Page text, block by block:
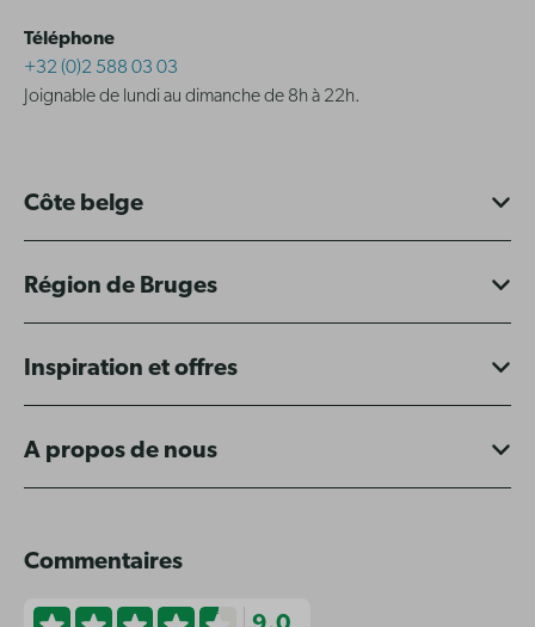
Téléphone
+32 (0)2 588 03 03
Joignable de lundi au dimanche de 8h à 22h.
Côte belge
Région de Bruges
Inspiration et offres
A propos de nous
Commentaires